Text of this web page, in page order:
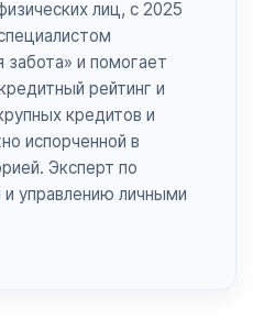
лиц, с 2025
забота» и помогает
рейтинг и
кредитов и
испорченной в
Эксперт по
управлению личными